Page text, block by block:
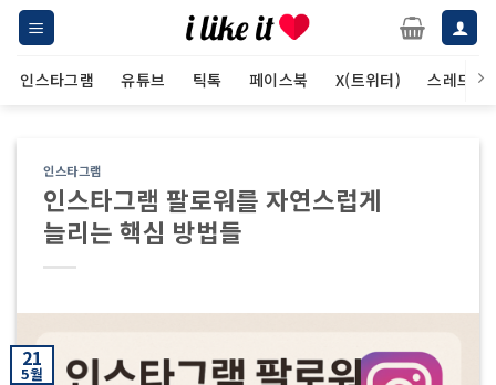
Skip
content
인스타그램 유튜브 틱톡 페이스북 X(트위터) 스레드
인스타그램
인스타그램 팔로워를 자연스럽게
늘리는 핵심 방법들
21
5월